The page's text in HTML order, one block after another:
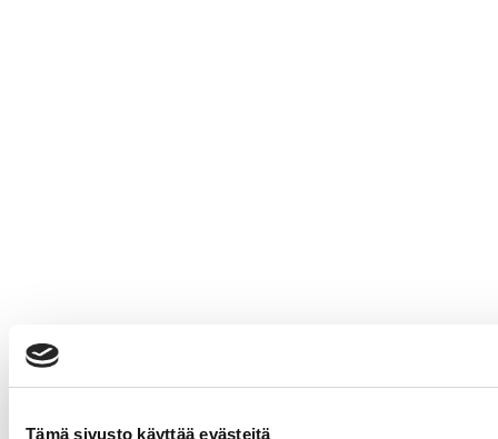
Tämä sivusto käyttää evästeitä